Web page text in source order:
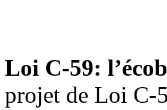
Loi C-59:
projet de Loi C-